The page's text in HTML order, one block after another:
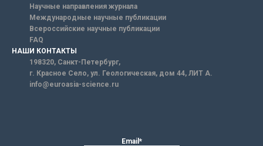
Научные направления журнала
Международные научные публикации
Всероссийские научные публикации
FAQ
НАШИ КОНТАКТЫ
198320, Санкт-Петербург,
г. Красное Село, ул. Геологическая, дом 44, ЛИТ А.
info@euroasia-science.ru
Email*